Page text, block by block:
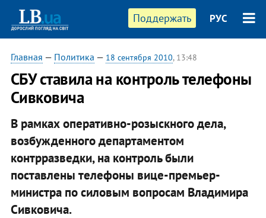
Поддержать РУС
Главная — Политика — 18 сентября 2010, 13:48
СБУ ставила на контроль телефоны
Сивковича
В рамках оперативно-розыскного дела,
возбужденного департаментом
контрразведки, на контроль были
поставлены телефоны вице-премьер-
министра по силовым вопросам Владимира
Сивковича.